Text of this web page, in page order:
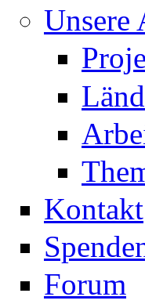
Unsere
Kontakt
Forum